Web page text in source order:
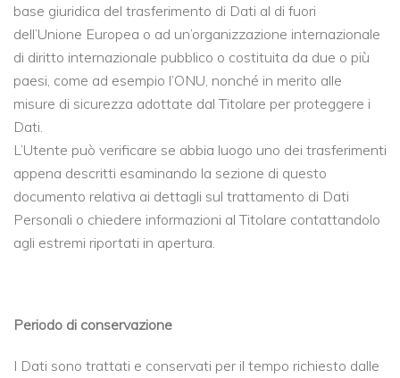
base giuridica del trasferimento di Dati al di fuori
dell’Unione Europea o ad un’organizzazione internazionale
di diritto internazionale pubblico o costituita da due o più
paesi, come ad esempio l’ONU, nonché in merito alle
misure di sicurezza adottate dal Titolare per proteggere i
Dati.
L’Utente può verificare se abbia luogo uno dei trasferimenti
appena descritti esaminando la sezione di questo
documento relativa ai dettagli sul trattamento di Dati
Personali o chiedere informazioni al Titolare contattandolo
agli estremi riportati in apertura.
Periodo di conservazione
I Dati sono trattati e conservati per il tempo richiesto dalle